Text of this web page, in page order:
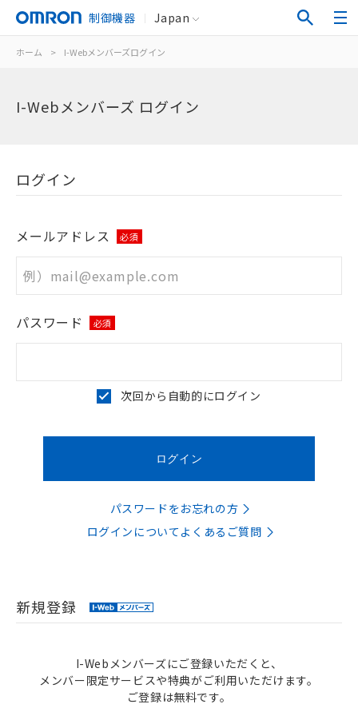
制御機器 Japan
ホーム > I-Webメンバーズログイン
I-Webメンバーズ ログイン
ログイン
メールアドレス 必須
パスワード 必須
次回から自動的にログイン
パスワードをお忘れの方
ログインについてよくあるご質問
新規登録
I-Webメンバーズにご登録いただくと、
メンバー限定サービスや特典がご利用いただけます。
ご登録は無料です。